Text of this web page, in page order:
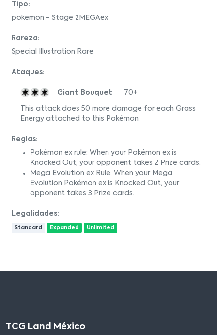
Tipo:
pokemon - Stage 2MEGAex
Rareza:
Special Illustration Rare
Ataques:
Giant Bouquet 70+
This attack does 50 more damage for each Grass
Energy attached to this Pokémon.
Reglas:
Pokémon ex rule: When your Pokémon ex is
Knocked Out, your opponent takes 2 Prize cards.
Mega Evolution ex Rule: When your Mega
Evolution Pokémon ex is Knocked Out, your
opponent takes 3 Prize cards.
Legalidades:
Standard Expanded Unlimited
TCG Land México